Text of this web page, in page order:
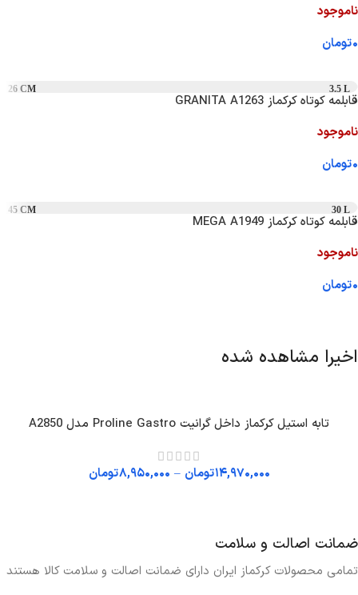
ناموجود
۰تومان
3.5 L
26 CM
قابلمه کوتاه کرکماز GRANITA A1263
ناموجود
۰تومان
30 L
45 CM
قابلمه کوتاه کرکماز MEGA A1949
ناموجود
۰تومان
اخیرا مشاهده شده
تابه استیل کرکماز داخل گرانیت Proline Gastro مدل A2850
۱۴,۹۷۰,۰۰۰تومان – ۸,۹۵۰,۰۰۰تومان
ضمانت اصالت و سلامت
تمامی محصولات کرکماز ایران دارای ضمانت اصالت و سلامت کالا هستند